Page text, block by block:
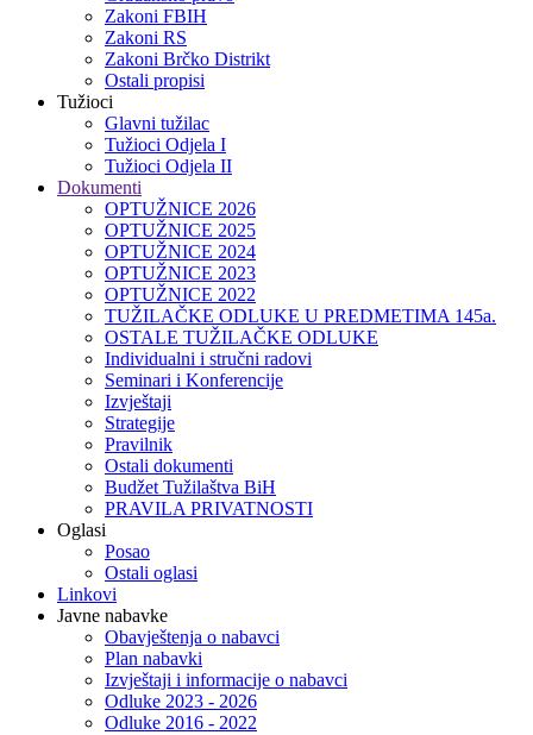
Zakoni FBIH
Zakoni RS
Zakoni Brčko Distrikt
Ostali propisi
Tužioci
Glavni tužilac
Tužioci Odjela I
Tužioci Odjela II
Dokumenti
OPTUŽNICE 2026
OPTUŽNICE 2025
OPTUŽNICE 2024
OPTUŽNICE 2023
OPTUŽNICE 2022
TUŽILAČKE ODLUKE U PREDMETIMA 145a.
OSTALE TUŽILAČKE ODLUKE
Individualni i stručni radovi
Seminari i Konferencije
Izvještaji
Strategije
Pravilnik
Ostali dokumenti
Budžet Tužilaštva BiH
PRAVILA PRIVATNOSTI
Oglasi
Posao
Ostali oglasi
Linkovi
Javne nabavke
Obavještenja o nabavci
Plan nabavki
Izvještaji i informacije o nabavci
Odluke 2023 - 2026
Odluke 2016 - 2022